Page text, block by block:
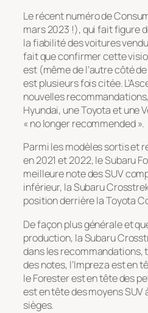
Le récent numéro de
mars 2023 !), qui fait figure
la fiabilité des voitures
fait que confirmer cette
est (même de l’autre côté
est plusieurs fois citée.
nouvelles
Hyundai, une Toyota et une
« no longer recommended ».
Parmi les modèles sortis et
en 2021 et 2022, le Subaru
meilleure note des SUV
inférieur, la Subaru
position derrière la Toyota
De façon plus générale et
production, la Subaru
dans les recommandations,
des notes, l’Impreza est en
le Forester est en tête des
est en tête des moyens SUV
sièges.